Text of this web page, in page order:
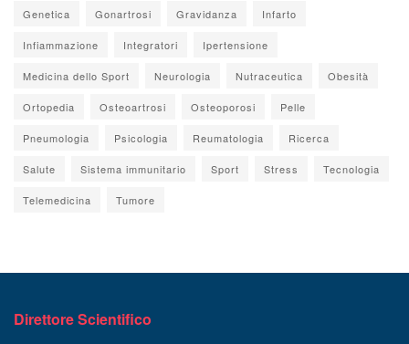
Genetica Gonartrosi Gravidanza Infarto
Infiammazione Integratori Ipertensione
Medicina dello Sport Neurologia Nutraceutica Obesità
Ortopedia Osteoartrosi Osteoporosi Pelle
Pneumologia Psicologia Reumatologia Ricerca
Salute Sistema immunitario Sport Stress Tecnologia
Telemedicina Tumore
Direttore Scientifico